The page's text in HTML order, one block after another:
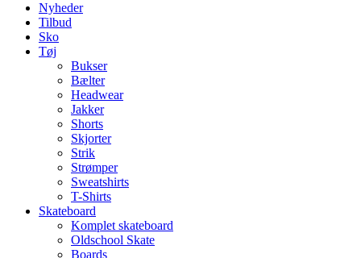
Nyheder
Tilbud
Sko
Tøj
Bukser
Bælter
Headwear
Jakker
Shorts
Skjorter
Strik
Strømper
Sweatshirts
T-Shirts
Skateboard
Komplet skateboard
Oldschool Skate
Boards